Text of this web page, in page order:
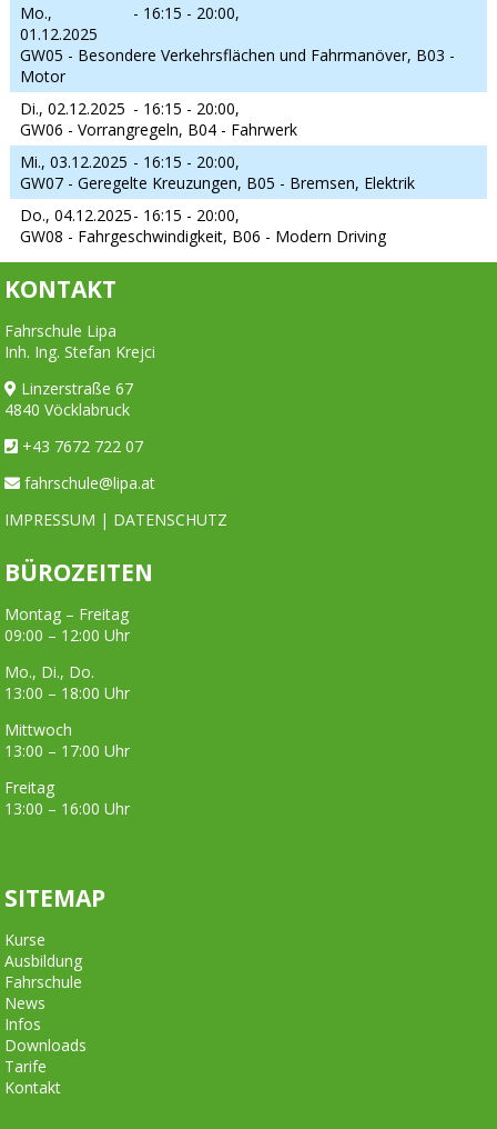
Mo.,
01.12.2025
- 16:15 - 20:00,
GW05 - Besondere Verkehrsflächen und Fahrmanöver, B03 -
Motor
Di., 02.12.2025 - 16:15 - 20:00,
GW06 - Vorrangregeln, B04 - Fahrwerk
Mi., 03.12.2025 - 16:15 - 20:00,
GW07 - Geregelte Kreuzungen, B05 - Bremsen, Elektrik
Do., 04.12.2025- 16:15 - 20:00,
GW08 - Fahrgeschwindigkeit, B06 - Modern Driving
KONTAKT
Fahrschule Lipa
Inh. Ing. Stefan Krejci
Linzerstraße 67
4840 Vöcklabruck
+43 7672 722 07
fahrschule@lipa.at
IMPRESSUM | DATENSCHUTZ
BÜROZEITEN
Montag – Freitag
09:00 – 12:00 Uhr
Mo., Di., Do.
13:00 – 18:00 Uhr
Mittwoch
13:00 – 17:00 Uhr
Freitag
13:00 – 16:00 Uhr
SITEMAP
Kurse
Ausbildung
Fahrschule
News
Infos
Downloads
Tarife
Kontakt